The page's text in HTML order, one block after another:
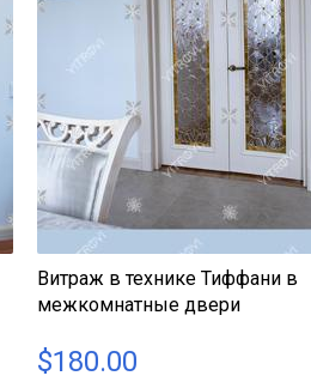
Витраж в технике Тиффани в
межкомнатные двери
$180.00